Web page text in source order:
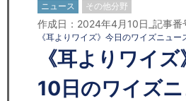
日本人にPR
コンサルティング
リサーチ
ニュース その他分野
作成日：2024年4月10日_記事
《耳よりワイズ》今日のワイズニュー
《耳よりワイ
10日のワイズ